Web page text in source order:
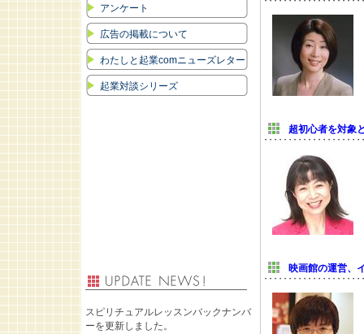
超初心者を対象
映画館の運営、
アンケート
広告の掲載について
わたしと起業comニューズレター
起業対談シリーズ
スピリチュアルレッスンバックナンバ
ーを更新しました。